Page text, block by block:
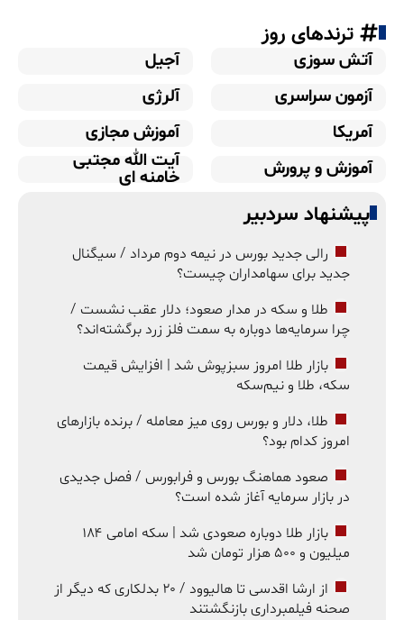
ترندهای روز
آتش سوزی
آجیل
آزمون سراسری
آلرژی
آمریکا
آموزش مجازی
آموزش و پرورش
آیت الله مجتبی
خامنه ای
پیشنهاد سردبیر
رالی جدید بورس در نیمه دوم مرداد / سیگنال
جدید برای سهامداران چیست؟
طلا و سکه در مدار صعود؛ دلار عقب نشست /
چرا سرمایه‌ها دوباره به سمت فلز زرد برگشته‌اند؟
بازار طلا امروز سبزپوش شد | افزایش قیمت
سکه، طلا و نیم‌سکه
طلا، دلار و بورس روی میز معامله / برنده بازارهای
امروز کدام بود؟
صعود هماهنگ بورس و فرابورس / فصل جدیدی
در بازار سرمایه آغاز شده است؟
بازار طلا دوباره صعودی شد | سکه امامی ۱۸۴
میلیون و ۵۰۰ هزار تومان شد
از ارشا اقدسی تا هالیوود / ۲۰ بدلکاری که دیگر از
صحنه فیلمبرداری بازنگشتند